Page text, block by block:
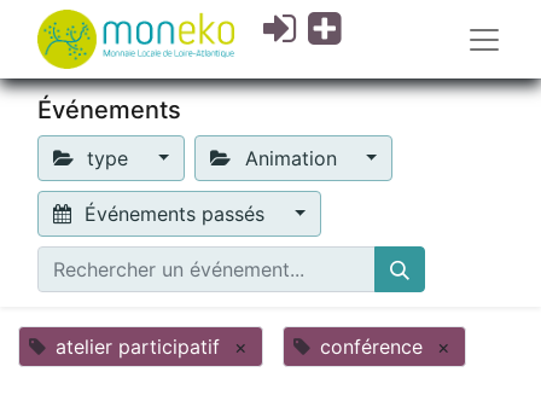
Événements
type Animation
Événements passés
atelier participatif × conférence ×